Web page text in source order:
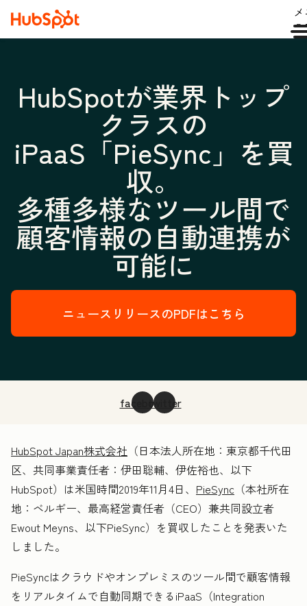
HubSpotが業界トップ
クラスの
iPaaS「PieSync」を買
収。
多種多様なツール間で
顧客情報の自動連携が
可能に
ニュースリリースのPDFはこちら
facebooktwitter
HubSpot Japan株式会社 （日本法人所在地：東京都千代田
区、共同事業責任者：伊田聡輔、伊佐裕也、以下
HubSpot）は米国時間2019年11月4日、 PieSync （本社所在
地：ベルギー、最高経営責任者（CEO）兼共同設立者
Ewout Meyns、以下PieSync）を買収したことを発表いた
しました。
PieSyncはクラウドやオンプレミスのツール間で顧客情報
をリアルタイムで自動同期できるiPaaS（Integration